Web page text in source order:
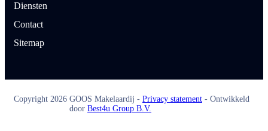
Diensten
Contact
Sitemap
Copyright 2026 GOOS Makelaardij - Privacy statement - Ontwikkeld
door Best4u Group B.V.